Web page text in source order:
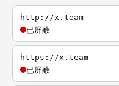
http://x.team
已屏蔽
https://x.team
已屏蔽